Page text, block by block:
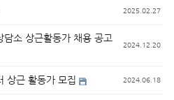
2025.02.27
소 상근활동가 채용 공고
2024.12.20
상근 활동가 모집 2024.06.18